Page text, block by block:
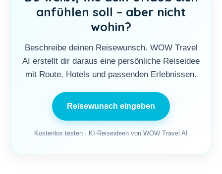
anfühlen soll – aber nicht
wohin?
Beschreibe deinen Reisewunsch. WOW Travel
AI erstellt dir daraus eine persönliche Reiseidee
mit Route, Hotels und passenden Erlebnissen.
Reisewunsch eingeben
Kostenlos testen · KI-Reiseideen von WOW Travel AI